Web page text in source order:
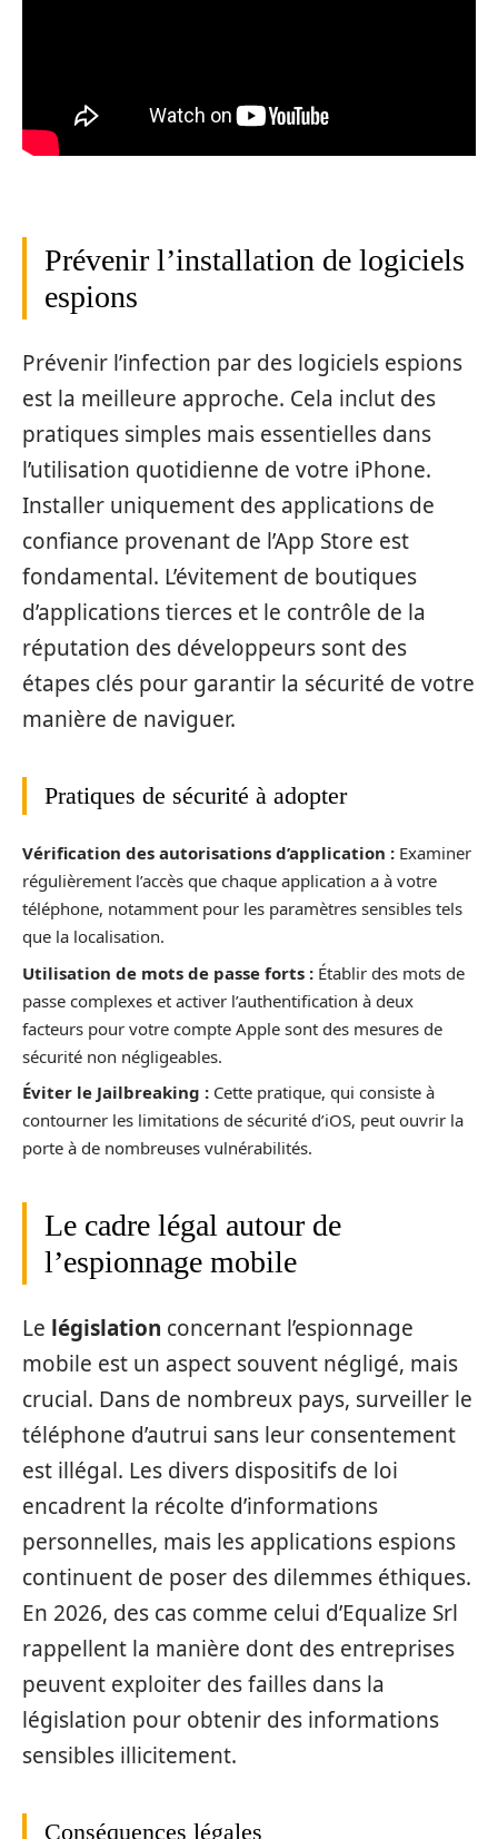
Prévenir l’installation de logiciels
espions
Prévenir l’infection par des logiciels espions
est la meilleure approche. Cela inclut des
pratiques simples mais essentielles dans
l’utilisation quotidienne de votre iPhone.
Installer uniquement des applications de
confiance provenant de l’App Store est
fondamental. L’évitement de boutiques
d’applications tierces et le contrôle de la
réputation des développeurs sont des
étapes clés pour garantir la sécurité de votre
manière de naviguer.
Pratiques de sécurité à adopter
Vérification des autorisations d’application : Examiner
régulièrement l’accès que chaque application a à votre
téléphone, notamment pour les paramètres sensibles tels
que la localisation.
Utilisation de mots de passe forts : Établir des mots de
passe complexes et activer l’authentification à deux
facteurs pour votre compte Apple sont des mesures de
sécurité non négligeables.
Éviter le Jailbreaking : Cette pratique, qui consiste à
contourner les limitations de sécurité d’iOS, peut ouvrir la
porte à de nombreuses vulnérabilités.
Le cadre légal autour de
l’espionnage mobile
Le législation concernant l’espionnage
mobile est un aspect souvent négligé, mais
crucial. Dans de nombreux pays, surveiller le
téléphone d’autrui sans leur consentement
est illégal. Les divers dispositifs de loi
encadrent la récolte d’informations
personnelles, mais les applications espions
continuent de poser des dilemmes éthiques.
En 2026, des cas comme celui d’Equalize Srl
rappellent la manière dont des entreprises
peuvent exploiter des failles dans la
législation pour obtenir des informations
sensibles illicitement.
Conséquences légales